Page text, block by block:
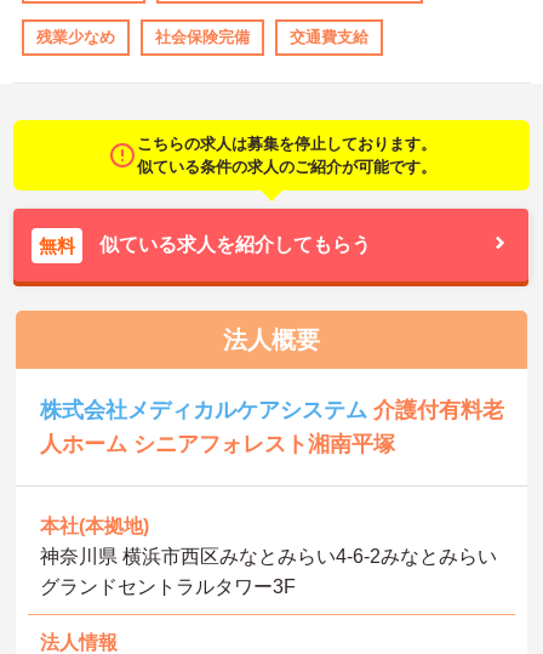
残業少なめ 社会保険完備 交通費支給
こちらの求人は募集を停止しております。
似ている条件の求人のご紹介が可能です。
無料 似ている求人を紹介してもらう
法人概要
株式会社メディカルケアシステム介護付有料老
人ホーム シニアフォレスト湘南平塚
本社(本拠地)
神奈川県 横浜市西区みなとみらい4-6-2みなとみらい
グランドセントラルタワー3F
法人情報